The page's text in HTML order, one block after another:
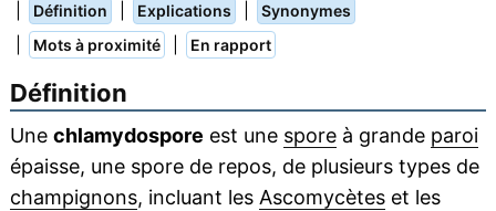
Définition Explications Synonymes
Mots à proximité En rapport
Définition
Une chlamydospore est une sporeà grande paroi
épaisse, une spore de repos, de plusieurs types de
champignons, incluant les Ascomycèteset les